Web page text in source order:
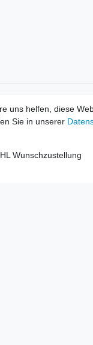
Wir
uns helfen, diese
Sie in unserer
Wunschzustellung